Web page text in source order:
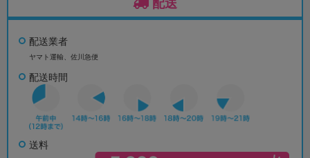
配送
配送業者
ヤマト運輸、佐川急便
配送時間
送料